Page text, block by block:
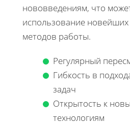
нововведениям, что
использование новейших
методов работы.
Регулярный
Гибкость в
задач
Открытость к
технологиям